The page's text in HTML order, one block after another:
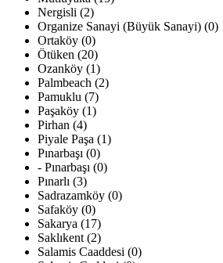
Nergisli (2)
Organize Sanayi (Büyük Sanayi) (0)
Ortaköy (0)
Ötüken (20)
Ozanköy (1)
Palmbeach (2)
Pamuklu (7)
Paşaköy (1)
Pirhan (4)
Piyale Paşa (1)
Pınarbaşı (0)
- Pınarbaşı (0)
Pınarlı (3)
Sadrazamköy (0)
Safaköy (0)
Sakarya (17)
Saklıkent (2)
Salamis Caaddesi (0)